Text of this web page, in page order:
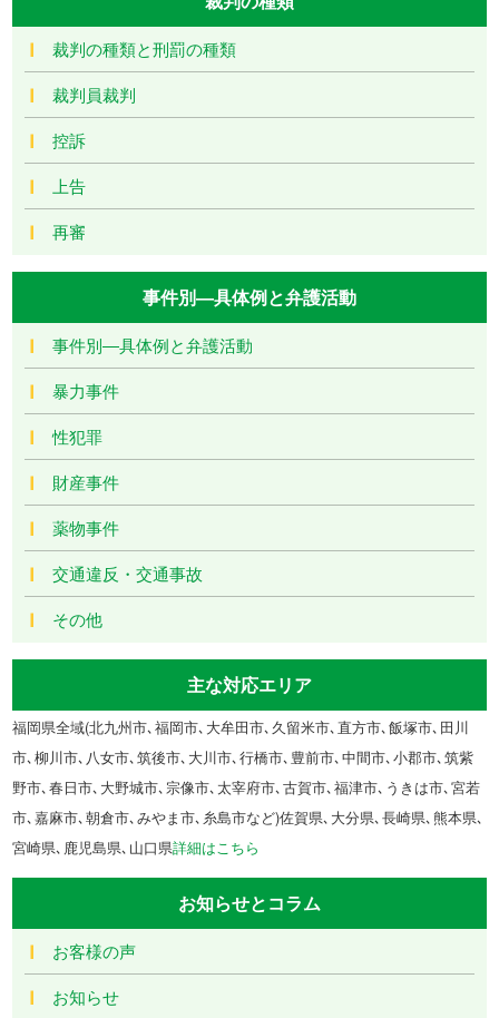
裁判の種類と刑罰の種類
裁判員裁判
控訴
上告
再審
事件別―具体例と弁護活動
事件別―具体例と弁護活動
暴力事件
性犯罪
財産事件
薬物事件
交通違反・交通事故
その他
主な対応エリア
福岡県全域(北九州市､福岡市､大牟田市､久留米市､直方市､飯塚市､田川
市､柳川市､八女市､筑後市､大川市､行橋市､豊前市､中間市､小郡市､筑紫
野市､春日市､大野城市､宗像市､太宰府市､古賀市､福津市､うきは市､宮若
市､嘉麻市､朝倉市､みやま市､糸島市など)佐賀県､大分県､長崎県､熊本県､
宮崎県､鹿児島県､山口県詳細はこちら
お知らせとコラム
お客様の声
お知らせ